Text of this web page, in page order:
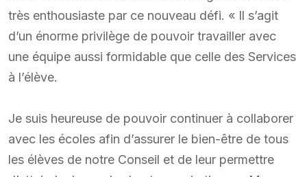
très enthousiaste par ce nouveau défi. « Il s’agit
d’un énorme privilège de pouvoir travailler avec
une équipe aussi formidable que celle des Services
à l’élève.
Je suis heureuse de pouvoir continuer à collaborer
avec les écoles afin d’assurer le bien-être de tous
les élèves de notre Conseil et de leur permettre